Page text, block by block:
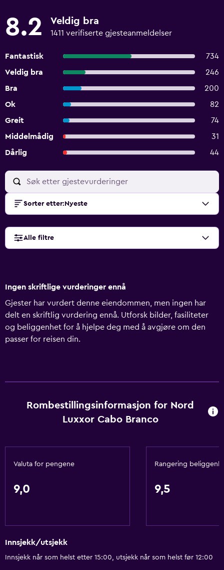
8.2 Veldig bra
1411 verifiserte gjesteanmeldelser
Fantastisk
734
Veldig bra
246
Bra
200
Ok
82
Greit
74
Middelmådig
31
Dårlig
44
Sorter etter: Nyeste
Alle filtre
Ingen skriftlige vurderinger ennå
Gjester har vurdert denne eiendommen, men ingen har
delt en skriftlig vurdering ennå. Utforsk bilder, fasiliteter
og beliggenhet for å hjelpe deg med å avgjøre om den
passer for reisen din.
Rombestillingsinformasjon for Nord
Luxxor Cabo Branco
Valuta for pengene
9,0
Rangering
9,5
Innsjekk/utsjekk
Innsjekk når som helst etter 15:00, utsjekk når som helst før 12:00